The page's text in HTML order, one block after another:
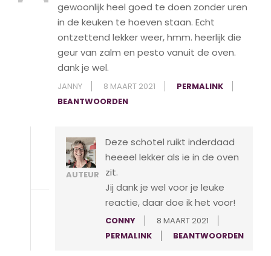
gewoonlijk heel goed te doen zonder uren
in de keuken te hoeven staan. Echt
ontzettend lekker weer, hmm. heerlijk die
geur van zalm en pesto vanuit de oven.
dank je wel.
JANNY 8 MAART 2021
PERMALINK
BEANTWOORDEN
AUTEUR
Deze schotel ruikt inderdaad
heeeel lekker als ie in de oven
zit.
Jij dank je wel voor je leuke
reactie, daar doe ik het voor!
CONNY
8 MAART 2021
PERMALINK
BEANTWOORDEN